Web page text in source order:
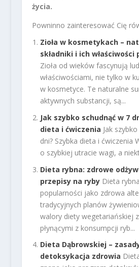
życia.
Powninno zainteresować Cię
Zioła w kosmetykach –
składniki i ich właściwości
Zioła od wieków fascynują
właściwościami, nie tylko w
w kosmetyce. Te naturalne
aktywnych substancji, są...
Jak szybko schudnąć w 7
dieta i ćwiczenia Jak
dni? Szybka dieta i ćwiczenia
o szybkiej utracie wagi, a
Dieta rybna: zdrowe
przepisy na ryby Dieta
popularności jako zdrowa
tradycyjnych planów
walory diety wegetariańskiej
płynącymi z konsumpcji ryb...
Dieta Dąbrowskiej –
detoksykacja zdrowia